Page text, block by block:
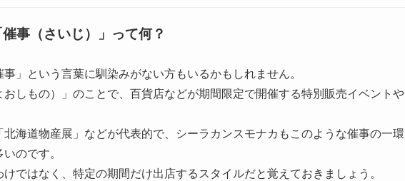
催事（さいじ）」って何？
」という言葉に馴染みがない方もいるかもしれません。
しもの）」のことで、百貨店などが期間限定で開催する特別販売イベントや
北海道物産展」などが代表的で、シーラカンスモナカもこのような催事の一環
のです。
ではなく、特定の期間だけ出店するスタイルだと覚えておきましょう。